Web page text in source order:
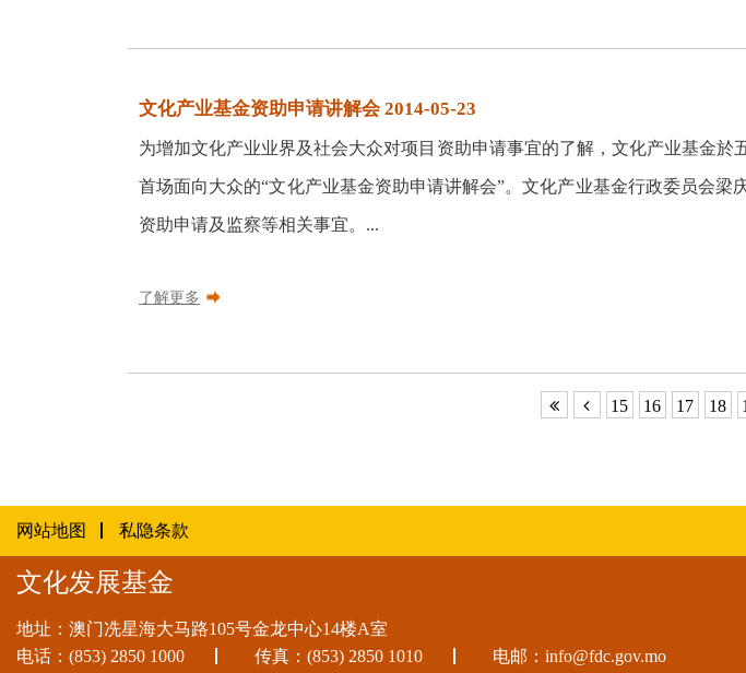
文化产业基金资助申请讲解会 2014-05-23
为增加文化产业业界及社会大众对项目资助申请事宜的了解，文化产业基金
首场面向大众的“文化产业基金资助申请讲解会”。文化产业基金行政委员会
资助申请及监察等相关事宜。...
了解更多
15 16 17 18
网站地图 私隐条款
文化发展基金
地址：澳门冼星海大马路105号金龙中心14楼A室
电话： (853) 2850 1000 传真：(853) 2850 1010 电邮： info@fdc.gov.mo